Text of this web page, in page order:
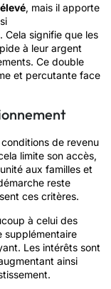
, mais il apporte
Cela signifie que les
à leur argent
Ce double
et percutante face
de revenu
limite son accès,
aux familles et
reste
ces critères.
à celui des
supplémentaire
Les intérêts sont
ainsi